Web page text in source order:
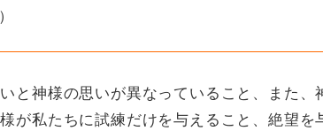
と神様の思いが異なっていること、また、
が私たちに試練だけを与えること、絶望